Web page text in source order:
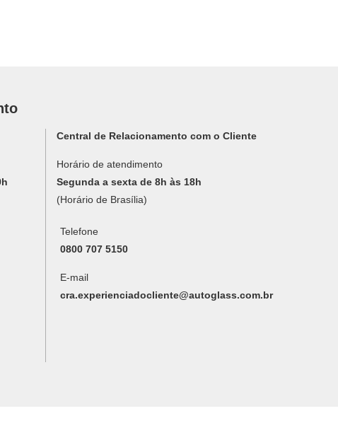
Telefone
0800 707 5150
E-mail
cra.experienciadocliente@autoglass.com.br
Central de Relacionamento com o Cliente
Horário de atendimento
Segunda a sexta de 8h às 18h
(Horário de Brasília)